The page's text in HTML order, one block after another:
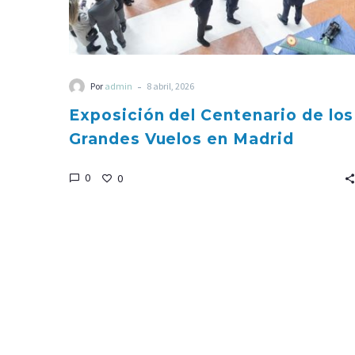
Por admin - 8 abril, 2026
Exposición del Centenario de los
Grandes Vuelos en Madrid
0 0